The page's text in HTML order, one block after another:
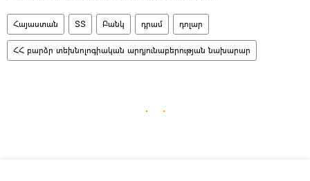
Հայաստան ՏՏ Բանկ դրամ դոլար
ՀՀ բարձր տեխնոլոգիական արդյունաբերության նախարար